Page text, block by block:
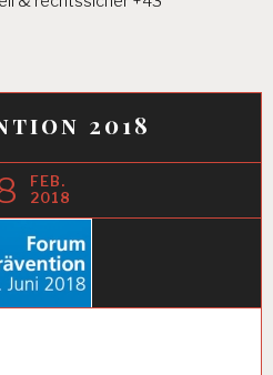
2018
FEB.
2018